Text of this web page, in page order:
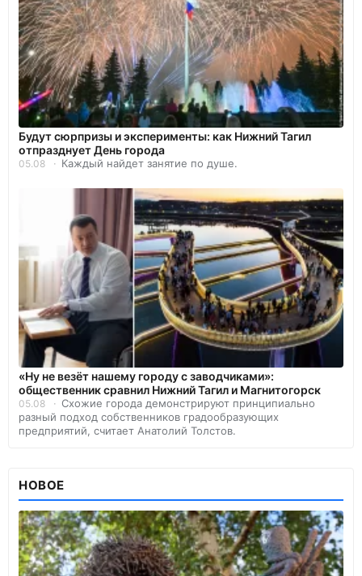
Будут сюрпризы и эксперименты: как Нижний Тагил
отпразднует День города
05.08 Каждый найдет занятие по душе.
«Ну не везёт нашему городу с заводчиками»:
общественник сравнил Нижний Тагил и Магнитогорск
05.08
Схожие города демонстрируют принципиально
разный подход собственников градообразующих
предприятий, считает Анатолий Толстов.
НОВОЕ